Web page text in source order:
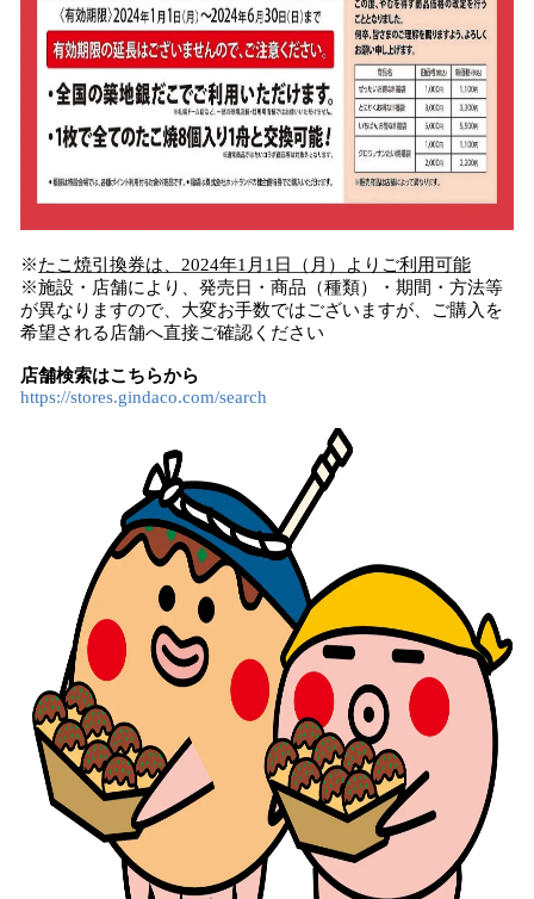
※たこ焼引換券は、2024年1月1日（月）よりご利用可能
※施設・店舗により、発売日・商品（種類）・期間・方法等
が異なりますので、大変お手数ではございますが、ご購入を
希望される店舗へ直接ご確認ください
店舗検索はこちらから
https://stores.gindaco.com/search